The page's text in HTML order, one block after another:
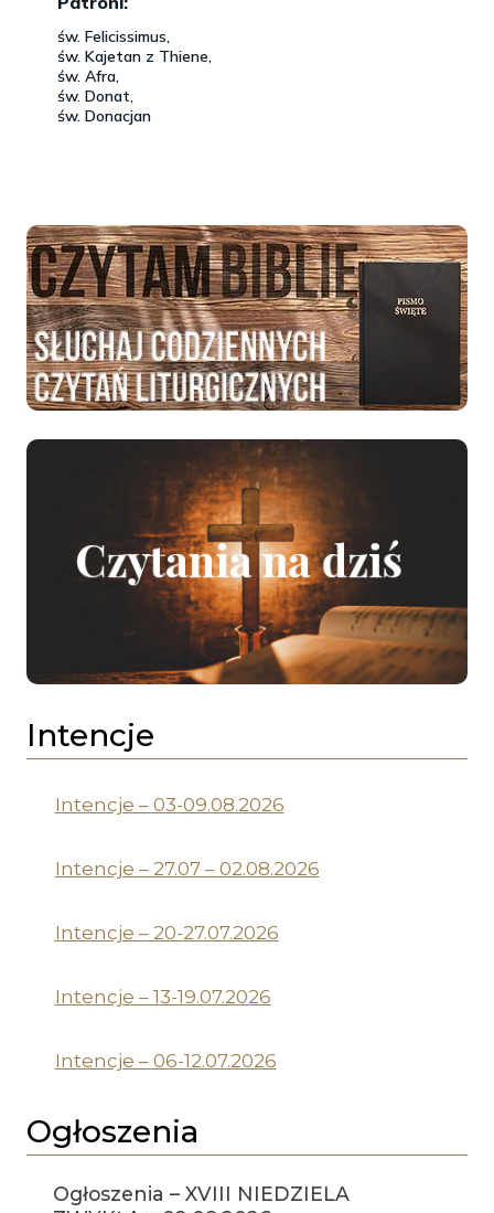
Intencje
Intencje – 03-09.08.2026
Intencje – 27.07 – 02.08.2026
Intencje – 20-27.07.2026
Intencje – 13-19.07.2026
Intencje – 06-12.07.2026
Ogłoszenia
Ogłoszenia – XVIII NIEDZIELA